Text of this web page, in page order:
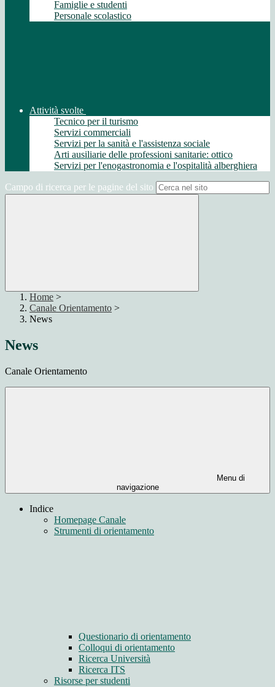
Famiglie e studenti
Personale scolastico
Attività svolte
Tecnico per il turismo
Servizi commerciali
Servizi per la sanità e l'assistenza sociale
Arti ausiliarie delle professioni sanitarie: ottico
Servizi per l'enogastronomia e l'ospitalità alberghiera
Campo di ricerca per le pagine del sito
Home >
Canale Orientamento >
News
News
Canale Orientamento
Menu di
navigazione
Indice
Homepage Canale
Strumenti di orientamento
Questionario di orientamento
Colloqui di orientamento
Ricerca Università
Ricerca ITS
Risorse per studenti